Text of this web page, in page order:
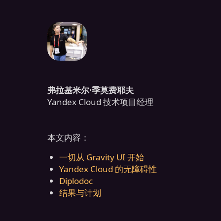
弗拉基米尔·季莫费耶夫
Yandex Cloud 技术项目经理
本文内容：
一切从 Gravity UI 开始
Yandex Cloud 的无障碍性
Diplodoc
结果与计划